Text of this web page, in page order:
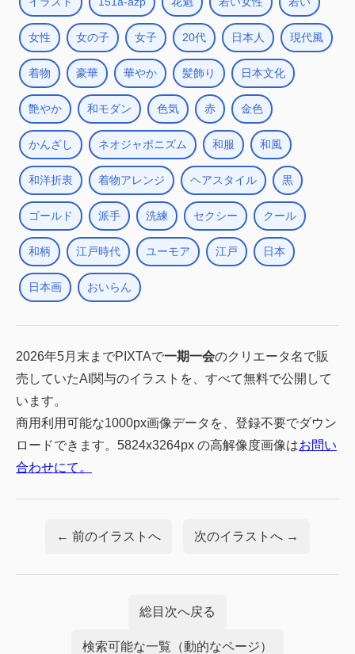
女性 女の子 女子 20代 日本人 現代風
着物 豪華 華やか 髪飾り 日本文化
艶やか 和モダン 色気 赤 金色
かんざし ネオジャポニズム 和服 和風
和洋折衷 着物アレンジ ヘアスタイル 黒
ゴールド 派手 洗練 セクシー クール
和柄 江戸時代 ユーモア 江戸 日本
日本画 おいらん
2026年5月末までPIXTAで一期一会のクリエータ名で販
売していたAI関与のイラストを、すべて無料で公開して
います。
商用利用可能な1000px画像データを、登録不要でダウン
ロードできます。5824x3264px の高解像度画像はお問い
合わせにて。
← 前のイラストへ 次のイラストへ →
総目次へ戻る
検索可能な一覧（動的なページ）